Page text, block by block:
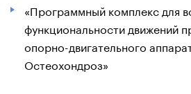
«Программный комплекс для
функциональности движений
опорно-двигательного
Остеохондроз»